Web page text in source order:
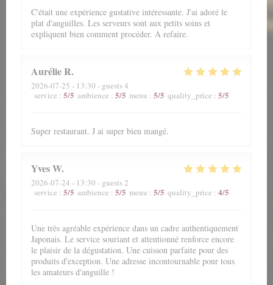
C'était une expérience gustative intéressante. J'ai adoré le
plat d'anguilles. Les serveurs sont aux petits soins et
expliquent bien comment procéder. À refaire.
AurélieR
2026-07-25 - 13:30 - guests 4
service : 5/5 ambience : 5/5 menu : 5/5 quality_price : 5/5
Super restaurant. J ai super bien mangé.
YvesW
2026-07-24 - 13:30 - guests 2
service : 5/5 ambience : 5/5 menu : 5/5 quality_price : 4/5
Une très agréable expérience dans un cadre authentiquement
Japonais. Le service souriant et attentionné renforce encore
le plaisir de la dégustation. Une cuisson parfaite pour des
produits d'exception. Une adresse incontournable pour tous
les amateurs d'anguille !